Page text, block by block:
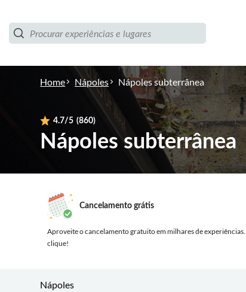
Home Nápoles Nápoles subterrânea
4.7/5 (860)
Nápoles subterrânea
Cancelamento grátis
Aproveite o cancelamento gratuito em milhares de experiências.
clique!
Nápoles